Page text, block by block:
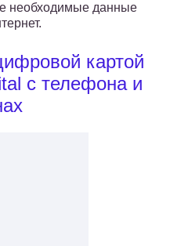
необходимые данные
картой
с телефона и